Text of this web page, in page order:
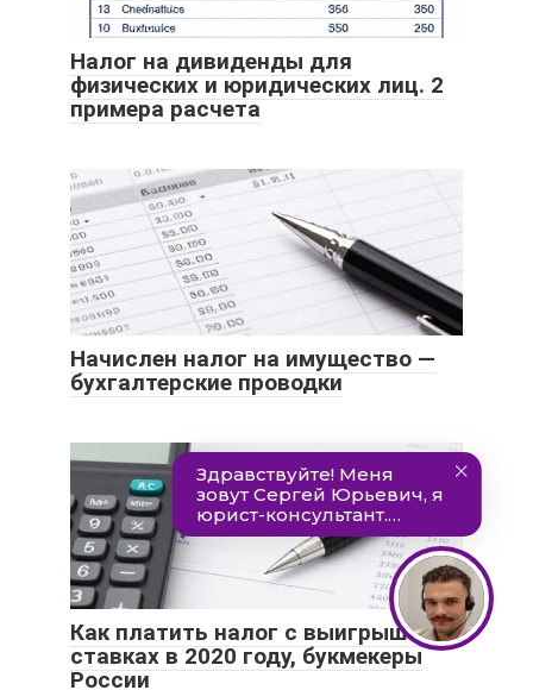
Налог на дивиденды для
физических и юридических лиц. 2
примера расчета
Начислен налог на имущество —
бухгалтерские проводки
Как платить налог с выигрыша на
ставках в 2020 году, букмекеры
России